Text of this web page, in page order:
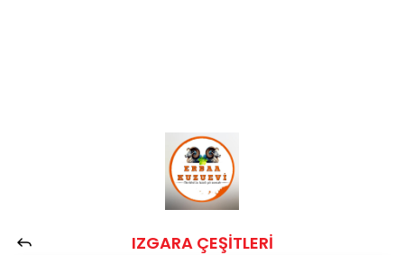
IZGARA ÇEŞİTLERİ